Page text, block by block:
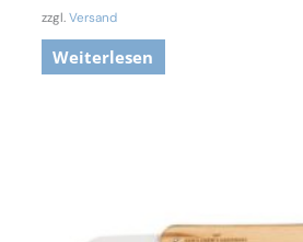
zzgl.Versand
Weiterlesen